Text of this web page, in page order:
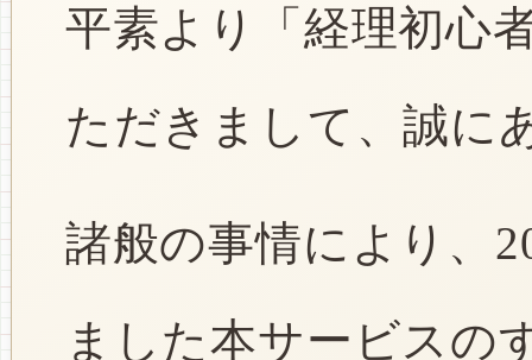
平素より「経理初心
ただきまして、誠に
諸般の事情により、
ました本サービスの